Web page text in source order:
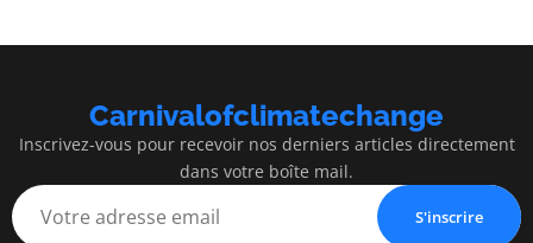
Carnivalofclimatechange
Inscrivez-vous pour recevoir nos derniers articles directement
dans votre boîte mail.
S'inscrire